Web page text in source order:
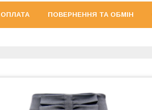
ПОВЕРНЕННЯ ТА ОБМІН